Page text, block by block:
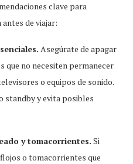
clave para
de viajar:
Asegúrate de apagar
que no necesiten permanecer
o equipos de sonido.
standby y evita posibles
y tomacorrientes. Si
o tomacorrientes que